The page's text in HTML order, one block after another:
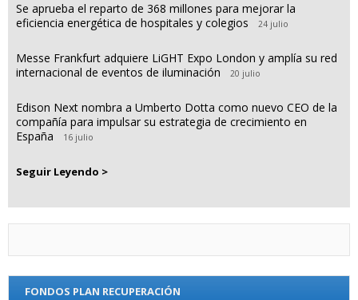
Se aprueba el reparto de 368 millones para mejorar la
eficiencia energética de hospitales y colegios
24 julio
Messe Frankfurt adquiere LiGHT Expo London y amplía su red
internacional de eventos de iluminación
20 julio
Edison Next nombra a Umberto Dotta como nuevo CEO de la
compañía para impulsar su estrategia de crecimiento en
España
16 julio
Seguir Leyendo >
FONDOS PLAN RECUPERACIÓN